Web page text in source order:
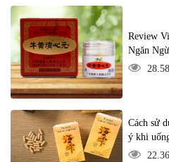
Review
Ngăn
Cách sử
ý khi